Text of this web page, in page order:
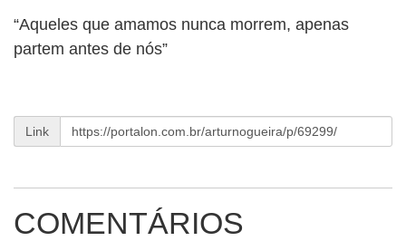
“Aqueles que amamos nunca morrem, apenas
partem antes de nós”
Link
COMENTÁRIOS